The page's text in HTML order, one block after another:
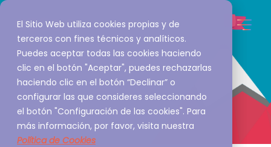
El Sitio Web utiliza cookies propias y de
terceros con fines técnicos y analíticos.
Puedes aceptar todas las cookies haciendo
clic en el botón "Aceptar", puedes rechazarlas
haciendo clic en el botón “Declinar” o
configurar las que consideres seleccionando
el botón "Configuración de las cookies". Para
más información, por favor, visita nuestra
Política de Cookies